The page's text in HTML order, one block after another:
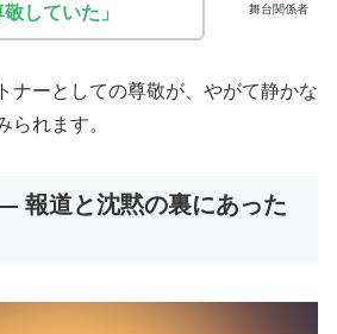
舞台関係者
していた」
ナーとしての尊敬が、やがて静かな
られます。
報道と沈黙の裏にあった